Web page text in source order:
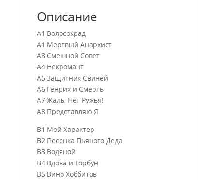
Описание
A1 Волосокрад
A1 Мертвый Анархист
A3 Смешной Совет
A4 Некромант
A5 Защитник Свиней
A6 Генрих и Смерть
A7 Жаль, Нет Ружья!
A8 Представляю Я
B1 Мой Характер
B2 Песенка Пьяного Деда
B3 Водяной
B4 Вдова и Горбун
B5 Вино Хоббитов